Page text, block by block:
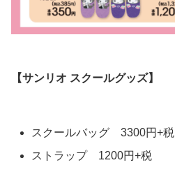
【サンリオ スクールグッズ】
スクールバッグ 3300円+税
ストラップ 1200円+税